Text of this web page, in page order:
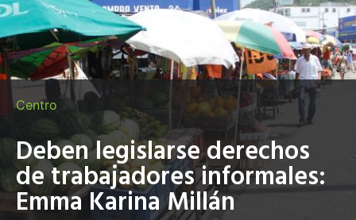
Centro
Deben legislarse derechos
de trabajadores informales:
Emma Karina Millán